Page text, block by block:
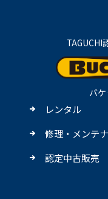
TAGUCHI
バ
レンタル
修理・メンテ
認定中古販売